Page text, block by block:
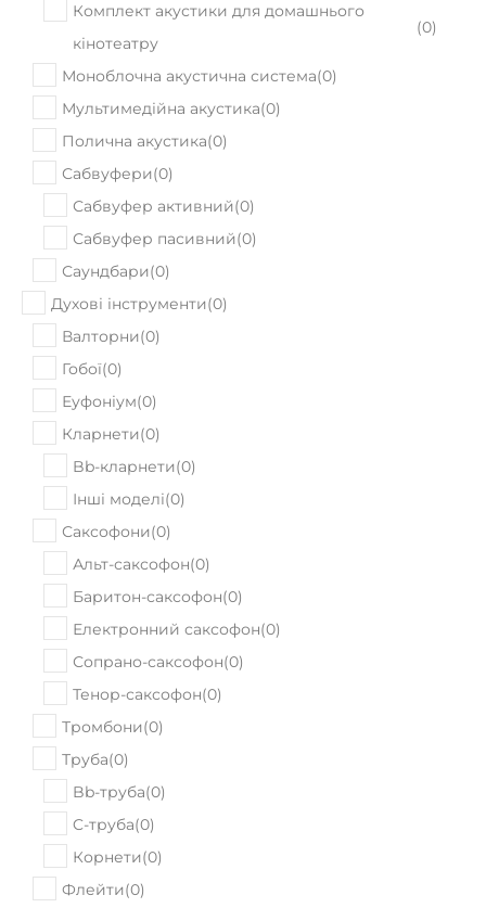
Комплект акустики для домашнього
кінотеатру
(0)
Моноблочна акустична система(0)
Мультимедійна акустика(0)
Полична акустика(0)
Сабвуфери(0)
Сабвуфер активний(0)
Сабвуфер пасивний(0)
Саундбари(0)
Духові інструменти(0)
Валторни(0)
Гобої(0)
Еуфоніум(0)
Кларнети(0)
Bb-кларнети(0)
Інші моделі(0)
Саксофони(0)
Альт-саксофон(0)
Баритон-саксофон(0)
Електронний саксофон(0)
Сопрано-саксофон(0)
Тенор-саксофон(0)
Тромбони(0)
Труба(0)
Bb-труба(0)
C-труба(0)
Корнети(0)
Флейти(0)